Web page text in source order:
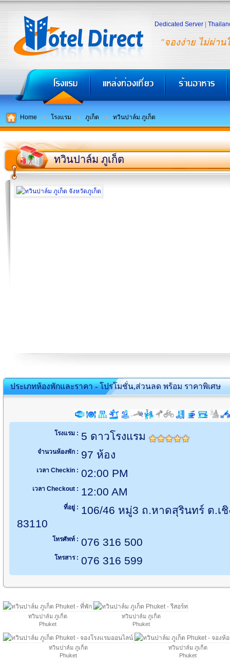
"จองง่าย ไม่ผ่าน
Dedicated Server
Home โรงแรม ภูเก็ต ทวินปาล์ม ภูเก็ต
ทวินปาล์ม ภูเก็ต
ประเภทห้องพักและราคา - โปรโมชั่น,ส่วนลด พร้อม ราคาพิเศษ
โรงแรม : 5 ดาวโรงแรม
จำนวนห้องพัก : 97 ห้อง
เวลา Checkin : 02:00 PM
เวลา Checkout : 12:00 AM
ที่อยู่ : 106/46 หมู่3 ถ.หาดสุรินทร์ ต.เชิ
83110
โทรศัพท์ : 076 316 500
โทรสาร : 076 316 599
ทวินปาล์ม ภูเก็ต
Phuket
ทวินปาล์ม ภูเก็ต
Phuket
ทวินปาล์ม ภูเก็ต
Phuket
ทวินปาล์ม ภูเก็ต
Phuket